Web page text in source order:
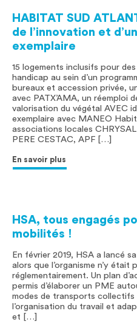
HABITAT SUD
de l’innovation et
exemplaire
15 logements inclusifs pour
handicap au sein d’un
bureaux et accession privée,
avec PATX’AMA, un réemploi
valorisation du végétal AVEC
exemplaire avec MANEO
associations locales
PERE CESTAC, APF […]
En savoir plus
HSA, tous engagés
mobilités !
En février 2019, HSA a lancé
alors que l’organisme n’y était
réglementairement. Un plan
permis d’élaborer un PME
modes de transports
l’organisation du travail et
et […]